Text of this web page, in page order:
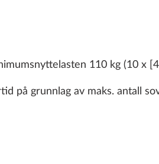
110 kg (10 x
på grunnlag av maks. antall